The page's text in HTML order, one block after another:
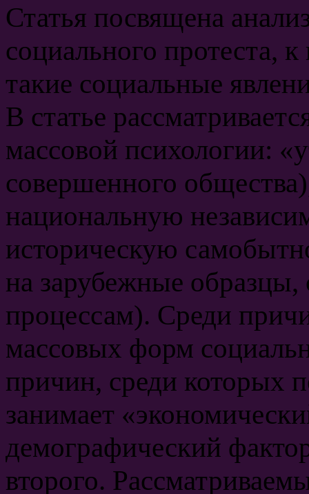
Статья посвящена
социального протеста,
такие социальные
В статье
массовой психологии:
совершенного
национальную
историческую
на зарубежные
процессам). Среди
массовых форм
причин, среди которых
занимает
демографический
второго.